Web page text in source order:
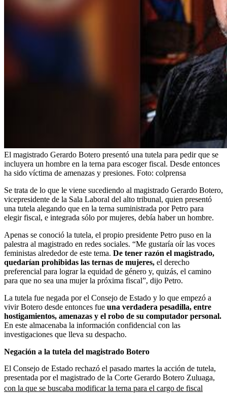
El magistrado Gerardo Botero presentó una tutela para pedir que se
incluyera un hombre en la terna para escoger fiscal. Desde entonces
ha sido víctima de amenazas y presiones. Foto: colprensa
Se trata de lo que le viene sucediendo al magistrado Gerardo Botero,
vicepresidente de la Sala Laboral del alto tribunal, quien presentó
una tutela alegando que en la terna suministrada por Petro para
elegir fiscal, e integrada sólo por mujeres, debía haber un hombre.
Apenas se conoció la tutela, el propio presidente Petro puso en la
palestra al magistrado en redes sociales. “Me gustaría oír las voces
feministas alrededor de este tema. De tener razón el magistrado,
quedarían prohibidas las ternas de mujeres, el derecho
preferencial para lograr la equidad de género y, quizás, el camino
para que no sea una mujer la próxima fiscal”, dijo Petro.
La tutela fue negada por el Consejo de Estado y lo que empezó a
vivir Botero desde entonces fue una verdadera pesadilla, entre
hostigamientos, amenazas y el robo de su computador personal.
En este almacenaba la información confidencial con las
investigaciones que lleva su despacho.
Negación a la tutela del magistrado Botero
El Consejo de Estado rechazó el pasado martes la acción de tutela,
presentada por el magistrado de la Corte Gerardo Botero Zuluaga,
con la que se buscaba modificar la terna para el cargo de fiscal